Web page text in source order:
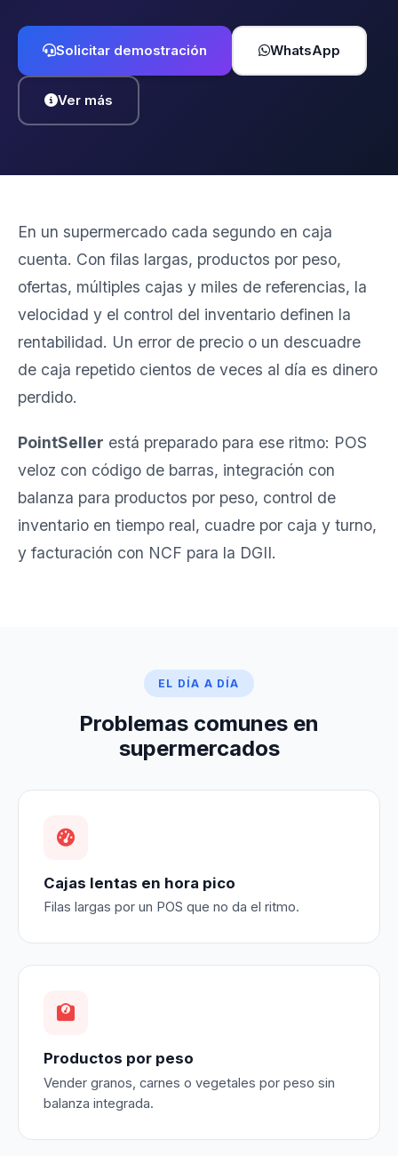
Solicitar demostración WhatsApp
Ver más
En un supermercado cada segundo en caja
cuenta. Con filas largas, productos por peso,
ofertas, múltiples cajas y miles de referencias, la
velocidad y el control del inventario definen la
rentabilidad. Un error de precio o un descuadre
de caja repetido cientos de veces al día es dinero
perdido.
PointSeller está preparado para ese ritmo: POS
veloz con código de barras, integración con
balanza para productos por peso, control de
inventario en tiempo real, cuadre por caja y turno,
y facturación con NCF para la DGII.
EL DÍA A DÍA
Problemas comunes en
supermercados
Cajas lentas en hora pico
Filas largas por un POS que no da el ritmo.
Productos por peso
Vender granos, carnes o vegetales por peso sin
balanza integrada.